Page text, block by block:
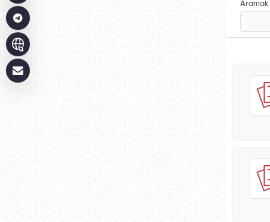
Aramak